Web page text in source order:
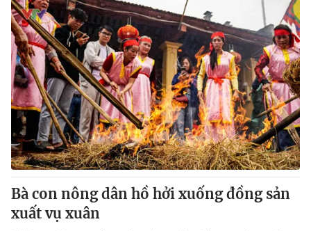
Bà con nông dân hồ hởi xuống đồng sản
xuất vụ xuân